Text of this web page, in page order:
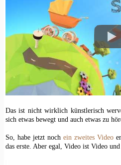
Das ist nicht wirklich künstlerisch
sich etwas bewegt und auch etwas zu
So, habe jetzt noch ein zweites Video
das erste. Aber egal, Video ist Video und